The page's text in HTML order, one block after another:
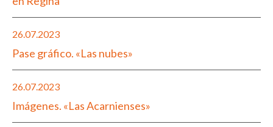
26.07.2023
Pase gráfico. «Las nubes»
26.07.2023
Imágenes. «Las Acarnienses»